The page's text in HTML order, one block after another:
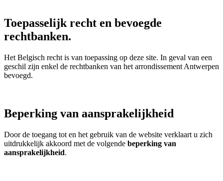
Toepasselijk recht en bevoegde
rechtbanken.
Het Belgisch recht is van toepassing op deze site. In geval van een
geschil zijn enkel de rechtbanken van het arrondissement Antwerpen
bevoegd.
Beperking van aansprakelijkheid
Door de toegang tot en het gebruik van de website verklaart u zich
uitdrukkelijk akkoord met de volgende beperking van
aansprakelijkheid.